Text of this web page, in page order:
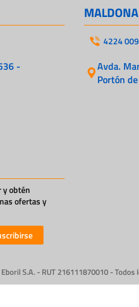
-
4224
Avda.
Portón
obtén
ofertas y
S.A. - RUT 216111870010 -